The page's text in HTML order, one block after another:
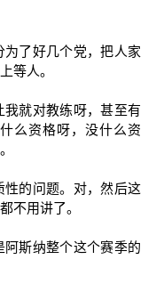
了好几个党，把人家
等人。
就对教练呀，甚至有
么资格呀，没什么资
的问题。对，然后这
不用讲了。
斯纳整个这个赛季的